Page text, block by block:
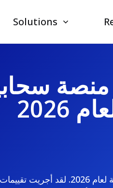
Solutions
هذا هو دليلنا النهائي لأفضل منصات مستودعات المواهب السحابية لعام